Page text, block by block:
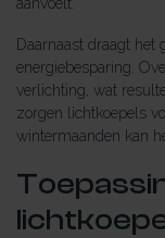
Daarnaast draagt het
energiebesparing.
verlichting, wat
zorgen lichtkoepels
wintermaanden kan